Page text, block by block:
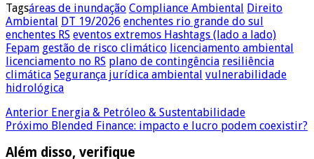
Tagsáreas de inundação Compliance Ambiental Direito
Ambiental DT 19/2026 enchentes rio grande do sul
enchentes RS eventos extremos Hashtags (lado a lado)
Fepam gestão de risco climático licenciamento ambiental
licenciamento no RS plano de contingência resiliência
climática Segurança jurídica ambiental vulnerabilidade
hidrológica
Anterior Energia & Petróleo & Sustentabilidade
Próximo Blended Finance: impacto e lucro podem coexistir?
Além disso, verifique